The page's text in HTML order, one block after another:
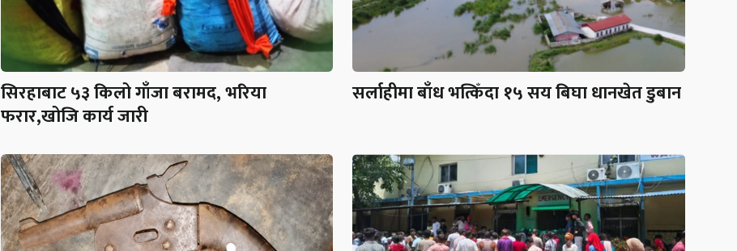
सिरहाबाट ५३ किलो गाँजा बरामद, भरिया
फरार,खोजि कार्य जारी
सर्लाहीमा बाँध भत्किँदा १५ सय बिघा धानखेत डुबान